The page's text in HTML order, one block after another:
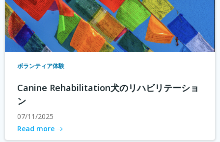
ボランティア体験
Canine Rehabilitation犬のリハビリテーショ
ン
07/11/2025
Read more